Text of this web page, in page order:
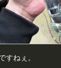
すねぇ。